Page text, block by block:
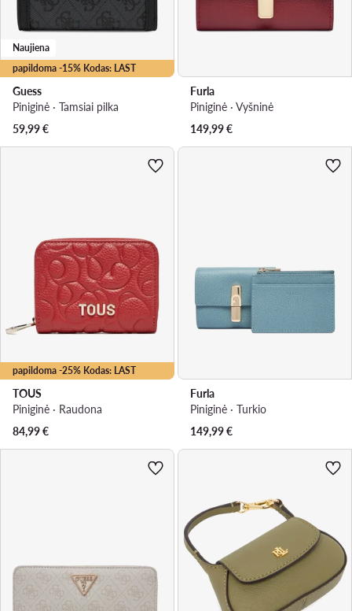
papildoma -15% Kodas: LAST
Naujiena
Guess
Piniginė · Tamsiai pilka
59,99€
Furla
Piniginė · Vyšninė
149,99€
papildoma -25% Kodas: LAST
TOUS
Piniginė · Raudona
84,99€
Furla
Piniginė · Turkio
149,99€